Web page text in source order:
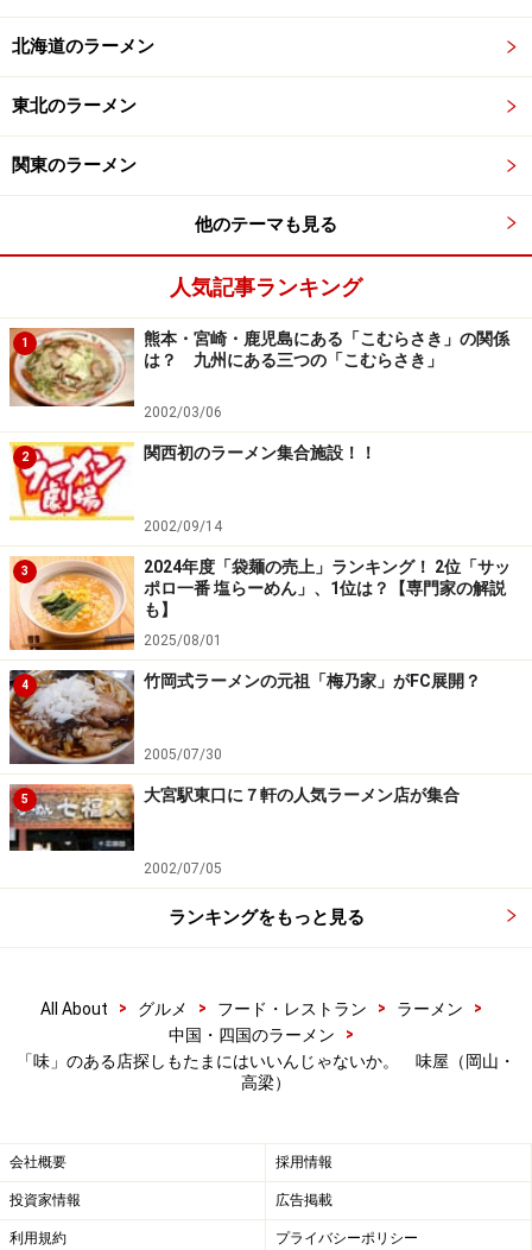
北海道のラーメン
東北のラーメン
関東のラーメン
他のテーマも見る
人気記事ランキング
1
熊本・宮崎・鹿児島にある「こむらさき」の関係
は？ 九州にある三つの「こむらさき」
2002/03/06
2 関西初のラーメン集合施設！！
2002/09/14
3
2024年度「袋麺の売上」ランキング！ 2位「サッ
ポロ一番 塩らーめん」、1位は？【専門家の解説
も】
2025/08/01
4 竹岡式ラーメンの元祖「梅乃家」がFC展開？
2005/07/30
5 大宮駅東口に７軒の人気ラーメン店が集合
2002/07/05
ランキングをもっと見る
All About > グルメ > フード・レストラン > ラーメン
>
中国・四国のラーメン
>
「味」のある店探しもたまにはいいんじゃないか。 味屋（岡山・
高梁）
会社概要 採用情報
投資家情報 広告掲載
利用規約 プライバシーポリシー